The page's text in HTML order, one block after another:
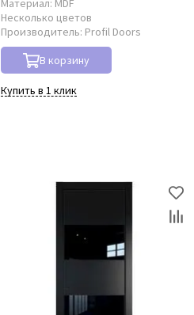
Материал: MDF
Несколько цветов
Производитель: Profil Doors
В корзину
Купить в 1 клик